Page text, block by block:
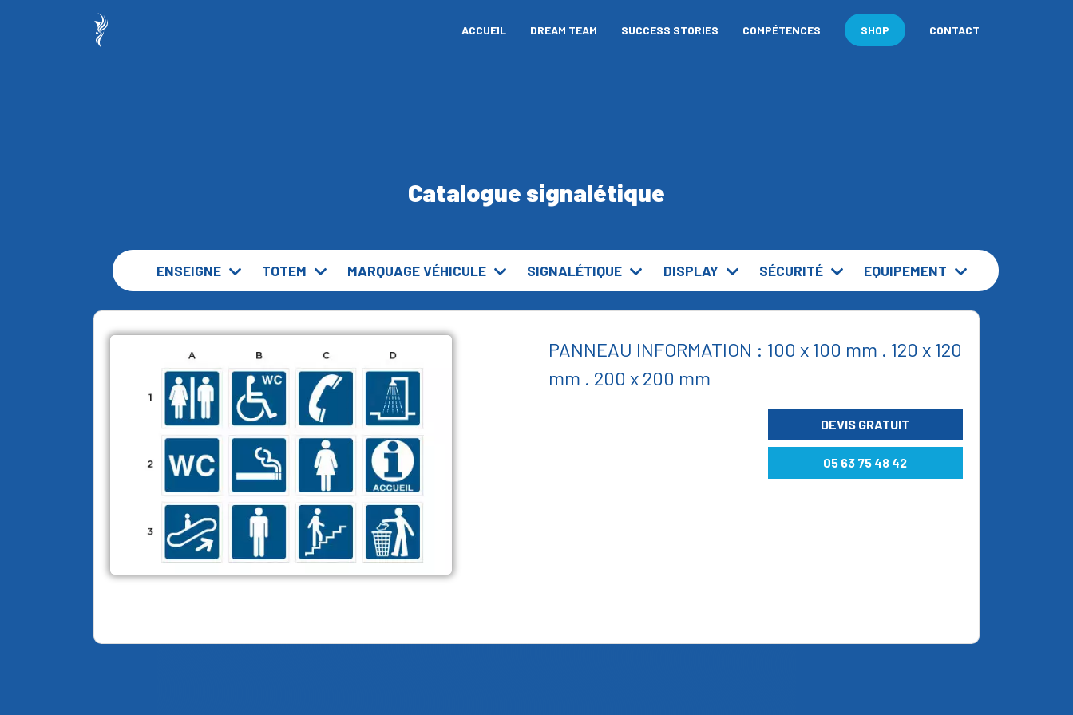
ACCUEIL DREAM TEAM SUCCESS STORIES COMPÉTENCES
SIGNALÉTIQUE SHOP CONTACT
Catalogue signalétique
ENSEIGNE TOTEM MARQUAGE VÉHICULE SIGNALÉTIQUE DISPLAY SÉCURITÉ EQUIPEMENT
PANNEAU INFORMATION : 100 x 100 mm . 120 x 120
mm . 200 x 200 mm
DEVIS GRATUIT
05 63 75 48 42